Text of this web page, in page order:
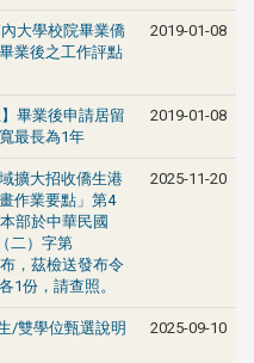
內大學校院畢業僑
業後之工作評點
2019-01-08
畢業後申請居留
最長為1年
2019-01-08
擴大招收僑生港
作業要點」第4
部於中華民國
二）字第
，茲檢送發布令
1份，請查照。
2025-11-20
/雙學位甄選說明
2025-09-10